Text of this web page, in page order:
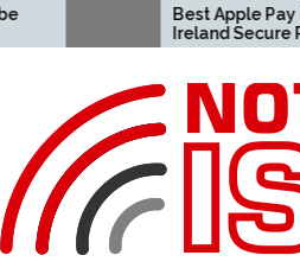
Best Apple Pay Casinos
Ireland Secure Payments in
2026 2023-04-23 apple pay